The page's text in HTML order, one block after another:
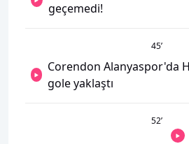
geçemedi!
45’
Corendon Alanyaspor'da
gole yaklaştı
52’